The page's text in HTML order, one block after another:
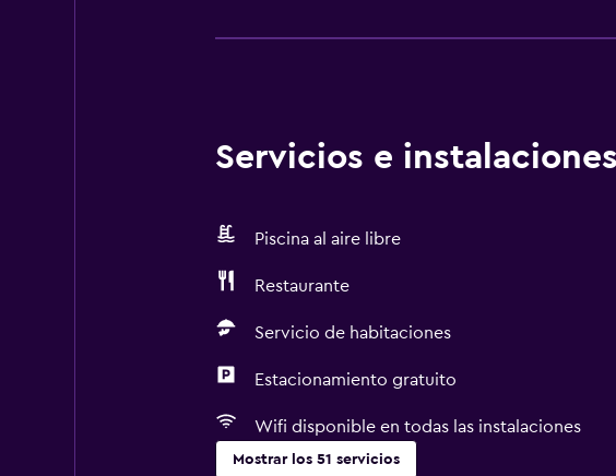
Servicios e
Piscina al aire libre
Restaurante
Servicio de habitaciones
Estacionamiento gratuito
Wifi disponible en todas las instalaciones
Mostrar los 51 servicios